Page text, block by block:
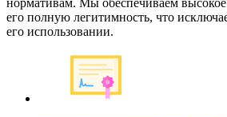
его полную легитимность, что
его использовании.